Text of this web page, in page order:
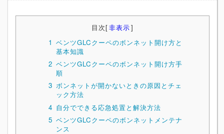
目次[非表示]
1 ベンツGLCクーペのボンネット開け方と
基本知識
2 ベンツGLCクーペのボンネット開け方手
順
3 ボンネットが開かないときの原因とチェ
ック方法
4 自分でできる応急処置と解決方法
5 ベンツGLCクーペのボンネットメンテナ
ンス